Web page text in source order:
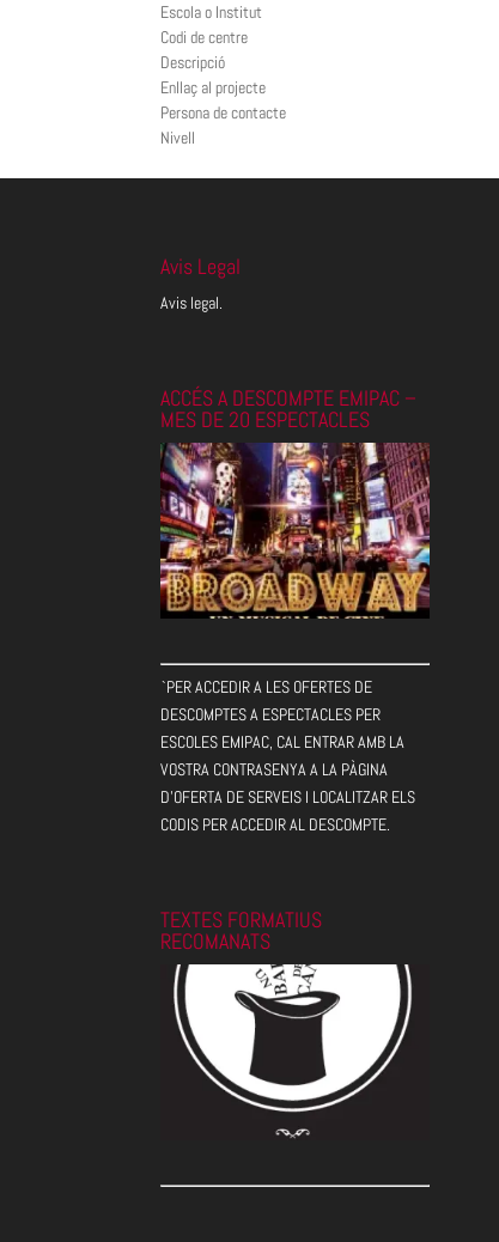
Escola o Institut
Codi de centre
Descripció
Enllaç al projecte
Persona de contacte
Nivell
Avis Legal
Avis legal.
ACCÉS A DESCOMPTE EMIPAC –
MES DE 20 ESPECTACLES
`PER ACCEDIR A LES OFERTES DE
DESCOMPTES A ESPECTACLES PER
ESCOLES EMIPAC, CAL ENTRAR AMB LA
VOSTRA CONTRASENYA A LA PÀGINA
D'OFERTA DE SERVEIS I LOCALITZAR ELS
CODIS PER ACCEDIR AL DESCOMPTE.
TEXTES FORMATIUS
RECOMANATS